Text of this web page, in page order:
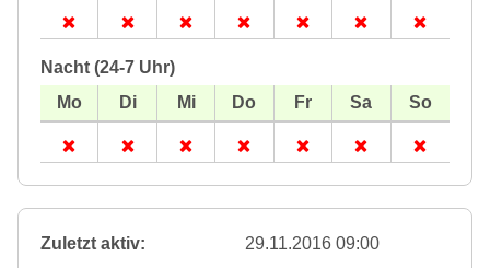
Nacht (24-7 Uhr)
Zuletzt aktiv:
29.11.2016 09:00